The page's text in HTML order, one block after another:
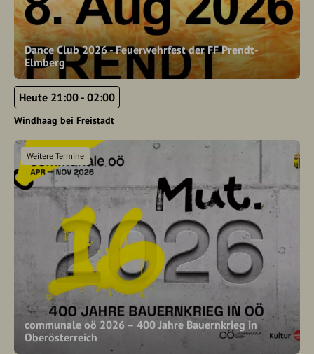
Dance Club 2026 - Feuerwehrfest der FF Prendt-
Elmberg
Heute 21:00 - 02:00
Windhaag bei Freistadt
communale oö 2026 – 400 Jahre Bauernkrieg in
Oberösterreich
Weitere Termine